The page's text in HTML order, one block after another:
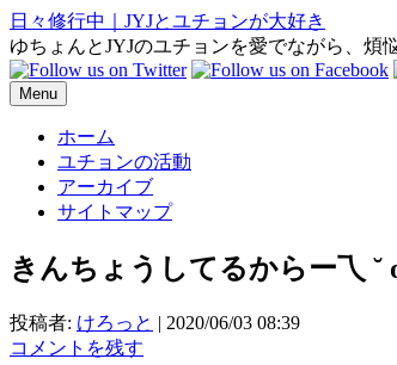
日々修行中｜JYJとユチョンが大好き
ゆちょんとJYJのユチョンを愛でながら、煩
Menu
ホーム
ユチョンの活動
アーカイブ
サイトマップ
きんちょうしてるからー乁 ˘
投稿者: けろっと | 2020/06/03 08:39
コメントを残す